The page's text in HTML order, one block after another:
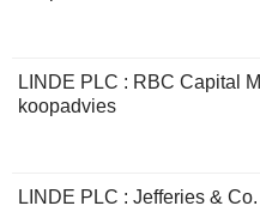
LINDE PLC : RBC Capital
koopadvies
LINDE PLC : Jefferies &